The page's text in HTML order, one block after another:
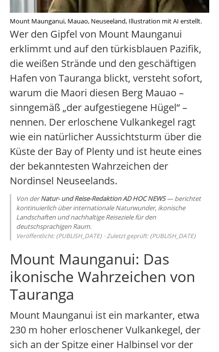
Mount Maunganui, Mauao, Neuseeland, Illustration mit AI erstellt.
Wer den Gipfel von Mount Maunganui
erklimmt und auf den türkisblauen Pazifik,
die weißen Strände und den geschäftigen
Hafen von Tauranga blickt, versteht sofort,
warum die Maori diesen Berg Mauao –
sinngemäß „der aufgestiegene Hügel“ –
nennen. Der erloschene Vulkankegel ragt
wie ein natürlicher Aussichtsturm über die
Küste der Bay of Plenty und ist heute eines
der bekanntesten Wahrzeichen der
Nordinsel Neuseelands.
Von derNatur- und Reise-Redaktion AD HOC NEWS— berichtet
kontinuierlich über internationale Naturwunder, ikonische
Landschaften und nachhaltige Reiseziele für den
deutschsprachigen Raum.
Veröffentlicht: {PUBLISH_DATE} · Zuletzt geprüft: {PUBLISH_DATE}
Mount Maunganui: Das
ikonische Wahrzeichen von
Tauranga
Mount Maunganui ist ein markanter, etwa
230 m hoher erloschener Vulkankegel, der
sich an der Spitze einer Halbinsel vor der